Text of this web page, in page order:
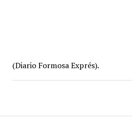
(Diario Formosa Exprés).